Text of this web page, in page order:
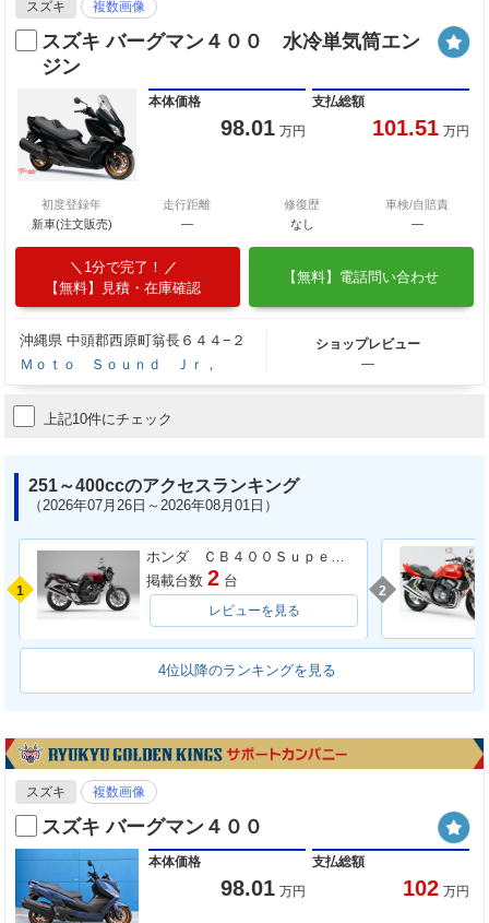
スズキ 複数画像
スズキ バーグマン４００ 水冷単気筒エン
ジン
本体価格
98.01 万円
支払総額
101.51 万円
初度登録年
新車(注文販売)
走行距離
―
修復歴
なし
車検/自賠責
―
1分で完了！
【無料】見積・在庫確認
【無料】電話問い合わせ
沖縄県 中頭郡西原町翁長６４４−２
Ｍｏｔｏ Ｓｏｕｎｄ Ｊｒ，
ショップレビュー
―
上記10件にチェック
251～400ccのアクセスランキング
（2026年07月26日～2026年08月01日）
1
ホンダ ＣＢ４００Ｓｕｐｅｒ Ｆｏｕｒ ＶＴＥＣ ＳＰＥＣ３
掲載台数 2 台
レビューを見る
2
4位以降のランキングを見る
スズキ 複数画像
スズキ バーグマン４００
本体価格
98.01 万円
支払総額
102 万円